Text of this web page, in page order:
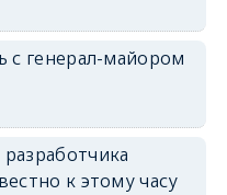
с генерал-майором
к этому часу